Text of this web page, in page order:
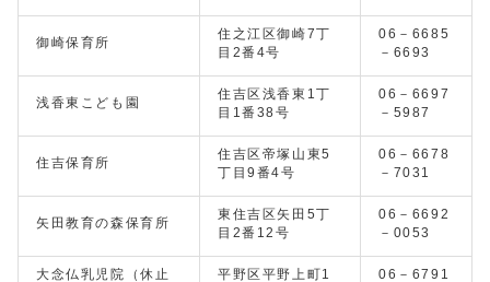
御崎保育所
住之江区御崎7丁
目2番4号
06－6685
－6693
浅香東こども園
住吉区浅香東1丁
目1番38号
06－6697
－5987
住吉保育所
住吉区帝塚山東5
丁目9番4号
06－6678
－7031
矢田教育の森保育所
東住吉区矢田5丁
目2番12号
06－6692
－0053
大念仏乳児院（休止
平野区平野上町1
06－6791